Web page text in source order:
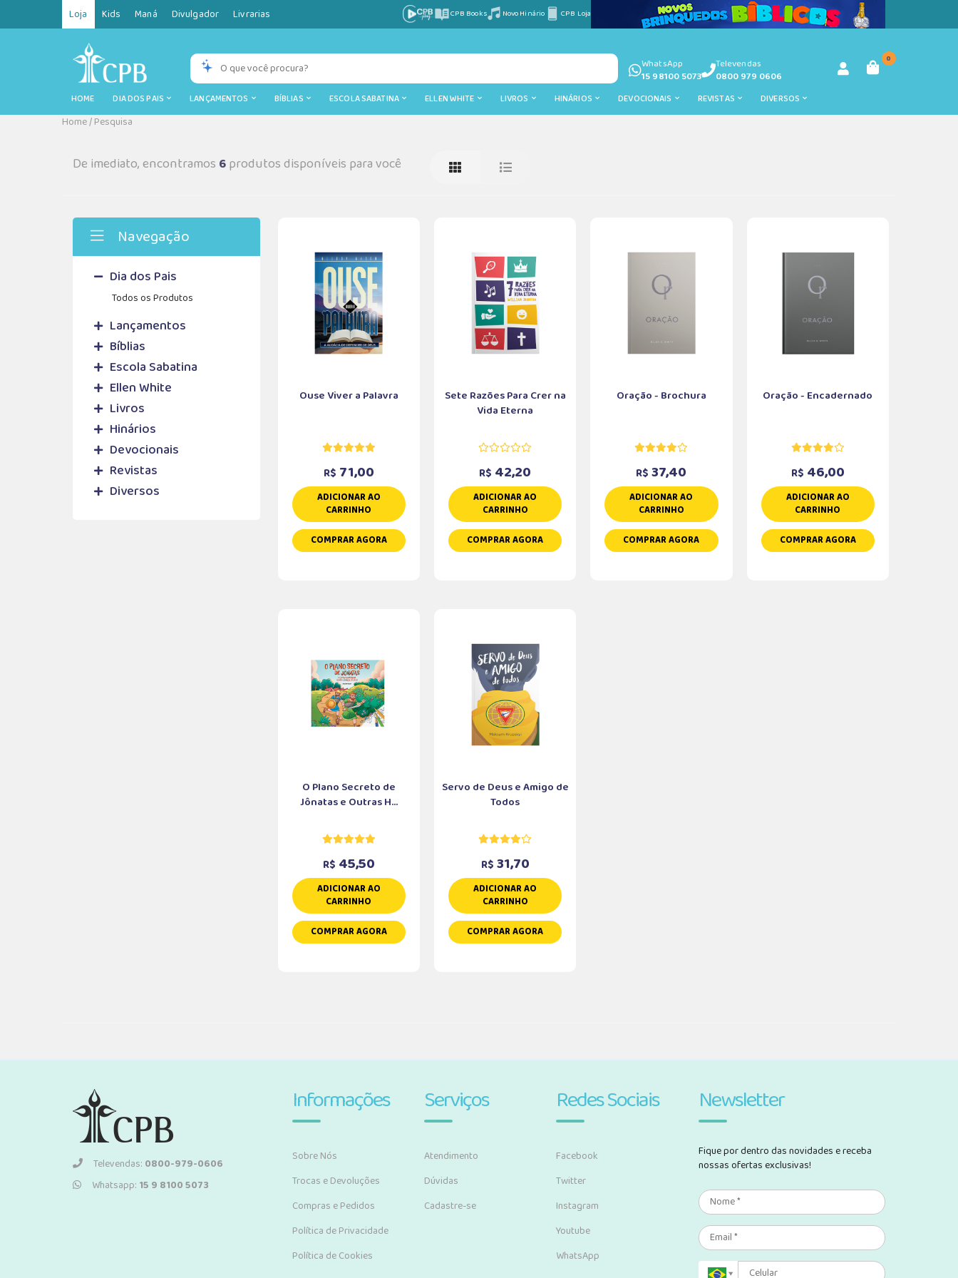
Loja Kids Maná Divulgador Livrarias CPB Books Novo Hinário CPB Loja
WhatsApp
15 98100 5073
Televendas
0800 979 0606
0
HOME DIA DOS PAIS LANÇAMENTOS BÍBLIAS ESCOLA SABATINA ELLEN WHITE LIVROS HINÁRIOS DEVOCIONAIS REVISTAS DIVERSOS
Home/Pesquisa
De imediato, encontramos 6produtos disponíveis para você
Navegação
Dia dos Pais
Todos os Produtos
Lançamentos
Bíblias
Escola Sabatina
Ellen White
Livros
Hinários
Devocionais
Revistas
Diversos
Ouse Viver a Palavra
R$ 71,00
ADICIONAR AO
CARRINHO
COMPRAR AGORA
Sete Razões Para Crer na
Vida Eterna
R$ 42,20
ADICIONAR AO
CARRINHO
COMPRAR AGORA
Oração - Brochura
R$ 37,40
ADICIONAR AO
CARRINHO
COMPRAR AGORA
Oração - Encadernado
R$ 46,00
ADICIONAR AO
CARRINHO
COMPRAR AGORA
O Plano Secreto de
Jônatas e Outras H...
R$ 45,50
ADICIONAR AO
CARRINHO
COMPRAR AGORA
Servo de Deus e Amigo de
Todos
R$ 31,70
ADICIONAR AO
CARRINHO
COMPRAR AGORA
Televendas: 0800-979-0606
Whatsapp: 15 9 8100 5073
Informações
Sobre Nós
Trocas e Devoluções
Compras e Pedidos
Política de Privacidade
Política de Cookies
Serviços
Atendimento
Dúvidas
Cadastre-se
Redes Sociais
Facebook
Twitter
Instagram
Youtube
WhatsApp
Newsletter
Fique por dentro das novidades e receba
nossas ofertas exclusivas!